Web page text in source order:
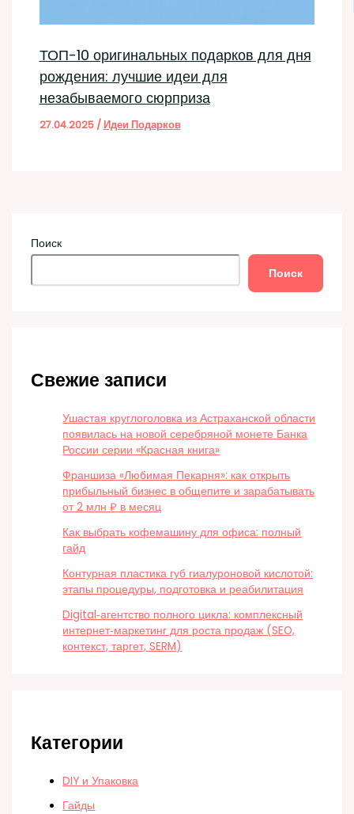
ТОП-10 оригинальных подарков для дня
рождения: лучшие идеи для
незабываемого сюрприза
27.04.2025 / Идеи Подарков
Поиск
Поиск
Свежие записи
Ушастая круглоголовка из Астраханской области
появилась на новой серебряной монете Банка
России серии «Красная книга»
Франшиза «Любимая Пекарня»: как открыть
прибыльный бизнес в общепите и зарабатывать
от 2 млн ₽ в месяц
Как выбрать кофемашину для офиса: полный
гайд
Контурная пластика губ гиалуроновой кислотой:
этапы процедуры, подготовка и реабилитация
Digital‑агентство полного цикла: комплексный
интернет‑маркетинг для роста продаж (SEO,
контекст, таргет, SERM)
Категории
DIY и Упаковка
Гайды